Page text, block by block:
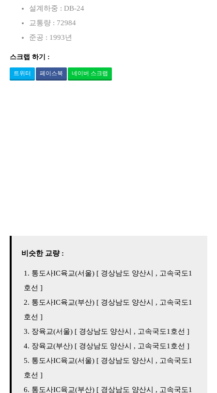
설계하중 : DB-24
교통량 : 72984
준공 : 1993년
스크랩 하기 :
트위터 페이스북 네이버 스크랩
비슷한 교량 :
통도사IC육교(서울) [ 경상남도 양산시 , 고속국도1
호선 ]
통도사IC육교(부산) [ 경상남도 양산시 , 고속국도1
호선 ]
장육교(서울) [ 경상남도 양산시 , 고속국도1호선 ]
장육교(부산) [ 경상남도 양산시 , 고속국도1호선 ]
통도사IC육교(서울) [ 경상남도 양산시 , 고속국도1
호선 ]
통도사IC육교(부산) [ 경상남도 양산시 , 고속국도1